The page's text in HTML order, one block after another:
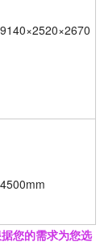
				4500mm
您的需求为您选